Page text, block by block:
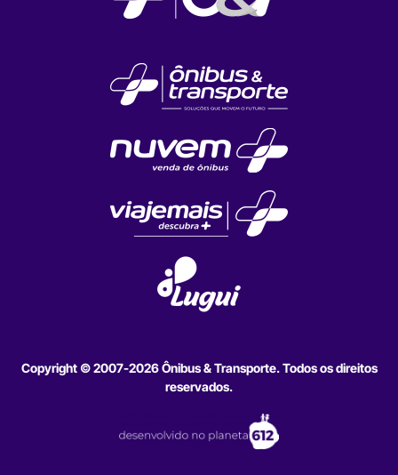
Copyright © 2007-2026 Ônibus & Transporte. Todos os direitos
reservados.